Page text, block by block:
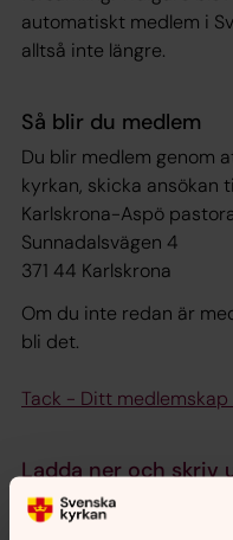
automatiskt medlem i
alltså inte längre.
Så blir du medlem
Du blir medlem genom
kyrkan, skicka ansökan
Karlskrona-Aspö
Sunnadalsvägen 4
371 44 Karlskrona
Om du inte redan är
bli det.
Tack - Ditt
Ladda ner och skriv